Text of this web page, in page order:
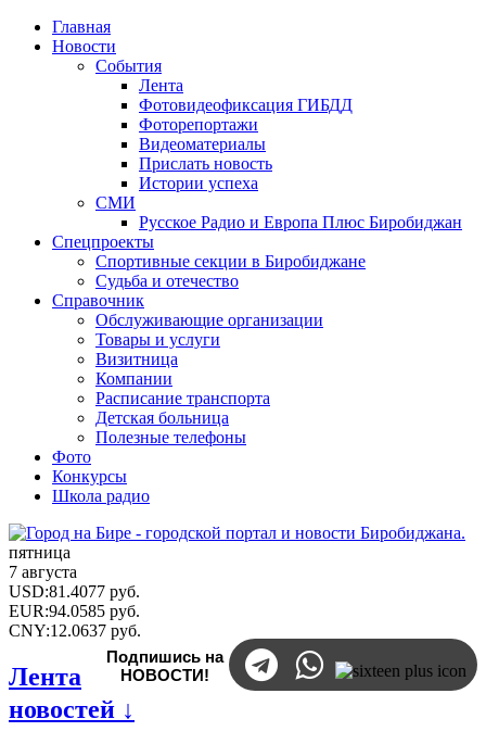
Главная
Новости
События
Лента
Фотовидеофиксация ГИБДД
Фоторепортажи
Видеоматериалы
Прислать новость
Истории успеха
СМИ
Русское Радио и Европа Плюс Биробиджан
Спецпроекты
Спортивные секции в Биробиджане
Судьба и отечество
Справочник
Обслуживающие организации
Товары и услуги
Визитница
Компании
Расписание транспорта
Детская больница
Полезные телефоны
Фото
Конкурсы
Школа радио
пятница
7 августа
USD:81.4077 руб.
EUR:94.0585 руб.
CNY:12.0637 руб.
Подпишись на
НОВОСТИ!
Лента
новостей ↓